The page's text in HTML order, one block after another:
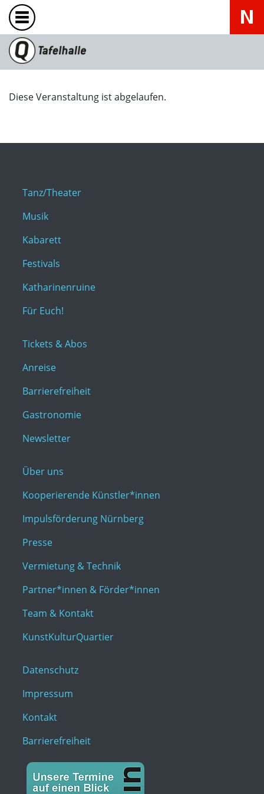
Diese Veranstaltung ist abgelaufen.
Tanz/Theater
Musik
Kabarett
Festivals
Katharinenruine
Für Euch!
Tickets & Abos
Anreise
Barrierefreiheit
Gastronomie
Newsletter
Über uns
Kooperierende Künstler*innen
Impulsförderung Nürnberg
Presse
Vermietung & Technik
Partner*innen & Förder*innen
Team & Kontakt
KunstKulturQuartier
Datenschutz
Impressum
Kontakt
Barrierefreiheit